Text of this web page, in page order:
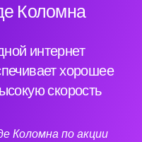
Коломна
интернет
хорошее
скорость
Коломна по акции